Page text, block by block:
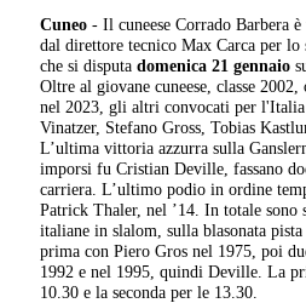
Cuneo - Il cuneese Corrado Barbera
dal direttore tecnico Max Carca per
che si disputadomenica 21 gennaio
Oltre al giovane cuneese, classe
nel 2023, gli altri convocati per l'Italia
Vinatzer, Stefano Gross, Tobias
L’ultima vittoria azzurra sulla
imporsi fu Cristian Deville, fassano
carriera. L’ultimo podio in ordine
Patrick Thaler, nel ’14. In totale sono
italiane in slalom, sulla blasonata
prima con Piero Gros nel 1975, poi
1992 e nel 1995, quindi Deville. La
10.30 e la seconda per le 13.30.